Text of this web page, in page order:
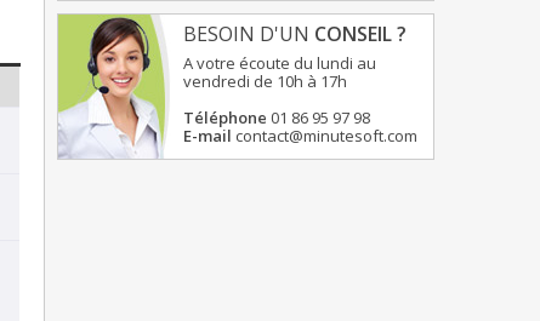
BESOIN D'UN CONSEIL ?
A votre écoute du lundi au
vendredi de 10h à 17h
Téléphone 01 86 95 97 98
E-mail contact@minutesoft.com